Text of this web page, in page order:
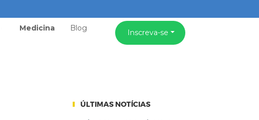
Medicina Blog Inscreva-se
ÚLTIMAS NOTÍCIAS